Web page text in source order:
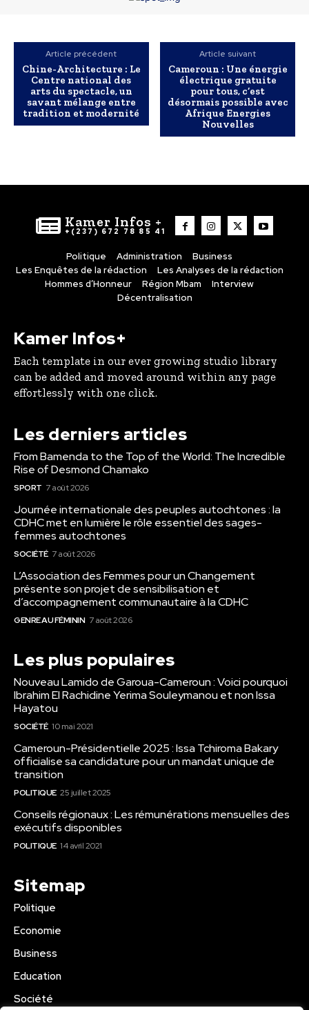
Article précédent
Chine-Architecture : Le
Centre national des
arts du spectacle, un
savant mélange entre
tradition et modernité
Article suivant
Cameroun : Une énergie
électrique gratuite
pour tous, c’est
désormais possible avec
Afrique Energies
Nouvelles
Kamer Infos +
+(237) 672 78 85 41
Politique Administration
Business
Les Enquêtes de la rédaction
Les Analyses de la rédaction
Hommes d’Honneur
Région Mbam
Interview
Décentralisation
Kamer Infos+
Each template in our ever growing studio library
can be added and moved around within any page
effortlessly with one click.
Les derniers articles
From Bamenda to the Top of the World: The Incredible
Rise of Desmond Chamako
SPORT 7 août 2026
Journée internationale des peuples autochtones : la
CDHC met en lumière le rôle essentiel des sages-
femmes autochtones
SOCIÉTÉ 7 août 2026
L’Association des Femmes pour un Changement
présente son projet de sensibilisation et
d’accompagnement communautaire à la CDHC
GENRE AU FÉMININ 7 août 2026
Les plus populaires
Nouveau Lamido de Garoua-Cameroun : Voici pourquoi
Ibrahim El Rachidine Yerima Souleymanou et non Issa
Hayatou
SOCIÉTÉ 10 mai 2021
Cameroun-Présidentielle 2025 : Issa Tchiroma Bakary
officialise sa candidature pour un mandat unique de
transition
POLITIQUE 25 juillet 2025
Conseils régionaux : Les rémunérations mensuelles des
exécutifs disponibles
POLITIQUE 14 avril 2021
Sitemap
Politique
Economie
Business
Education
Société